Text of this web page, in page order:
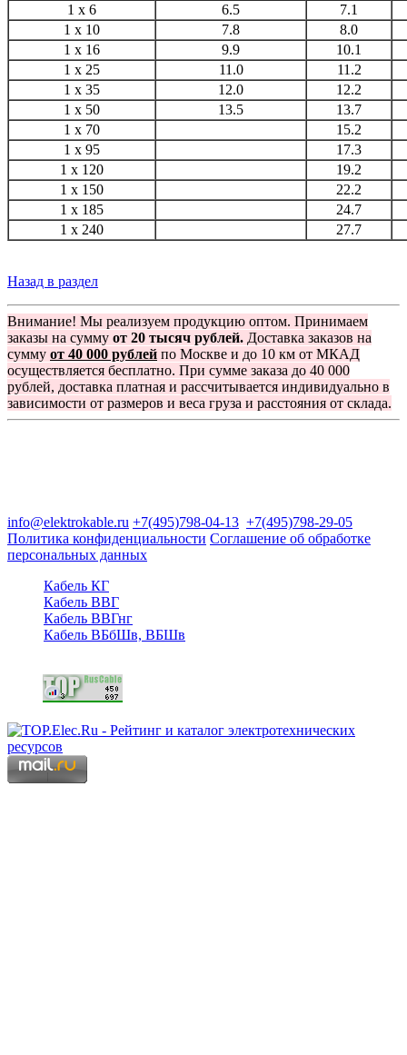
1 x 6
6.5
7.1
1 x 10
7.8
8.0
1 x 16
9.9
10.1
1 x 25
11.0
11.2
1 x 35
12.0
12.2
1 x 50
13.5
13.7
1 x 70
15.2
1 x 95
17.3
1 x 120
19.2
1 x 150
22.2
1 x 185
24.7
1 x 240
27.7
Назад в раздел
Внимание! Мы реализуем продукцию оптом. Принимаем
заказы на сумму от 20 тысяч рублей. Доставка заказов на
сумму от 40 000 рублей по Москве и до 10 км от МКАД
осуществляется бесплатно. При сумме заказа до 40 000
рублей, доставка платная и рассчитывается индивидуально в
зависимости от размеров и веса груза и расстояния от склада.
info@elektrokable.ru +7(495)798-04-13 +7(495)798-29-05
Политика конфиденциальности Соглашение об обработке
персональных данных
Кабель КГ
Кабель ВВГ
Кабель ВВГнг
Кабель ВБбШв, ВБШв